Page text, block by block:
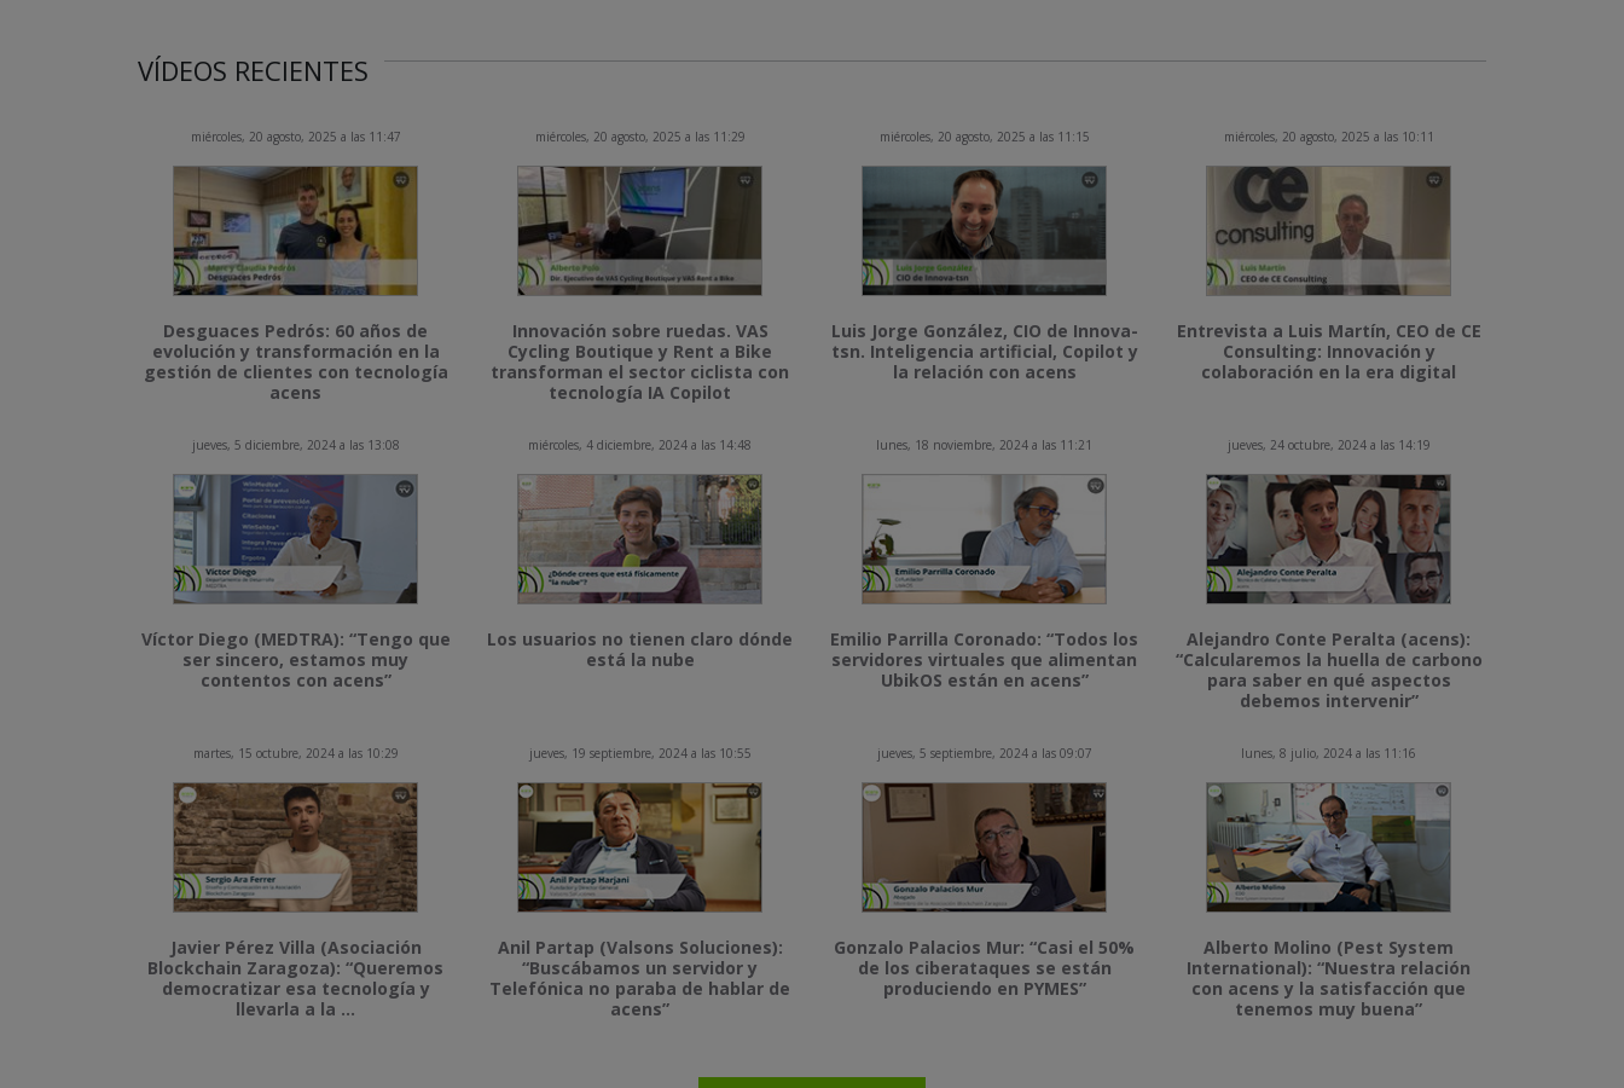
VÍDEOS RECIENTES
miércoles, 20 agosto, 2025 a las 11:47
Desguaces Pedrós: 60 años de
evolución y transformación en la
gestión de clientes con tecnología
acens
miércoles, 20 agosto, 2025 a las 11:29
Innovación sobre ruedas. VAS
Cycling Boutique y Rent a Bike
transforman el sector ciclista con
tecnología IA Copilot
miércoles, 20 agosto, 2025 a las 11:15
Luis Jorge González, CIO de Innova-
tsn. Inteligencia artificial, Copilot y
la relación con acens
miércoles, 20 agosto, 2025 a las 10:11
Entrevista a Luis Martín, CEO de CE
Consulting: Innovación y
colaboración en la era digital
jueves, 5 diciembre, 2024 a las 13:08
Víctor Diego (MEDTRA): “Tengo que
ser sincero, estamos muy
contentos con acens”
miércoles, 4 diciembre, 2024 a las 14:48
Los usuarios no tienen claro dónde
está la nube
lunes, 18 noviembre, 2024 a las 11:21
Emilio Parrilla Coronado: “Todos los
servidores virtuales que alimentan
UbikOS están en acens”
jueves, 24 octubre, 2024 a las 14:19
Alejandro Conte Peralta (acens):
“Calcularemos la huella de carbono
para saber en qué aspectos
debemos intervenir”
martes, 15 octubre, 2024 a las 10:29
Javier Pérez Villa (Asociación
Blockchain Zaragoza): “Queremos
democratizar esa tecnología y
llevarla a la ...
jueves, 19 septiembre, 2024 a las 10:55
Anil Partap (Valsons Soluciones):
“Buscábamos un servidor y
Telefónica no paraba de hablar de
acens”
jueves, 5 septiembre, 2024 a las 09:07
Gonzalo Palacios Mur: “Casi el 50%
de los ciberataques se están
produciendo en PYMES”
lunes, 8 julio, 2024 a las 11:16
Alberto Molino (Pest System
International): “Nuestra relación
con acens y la satisfacción que
tenemos muy buena”